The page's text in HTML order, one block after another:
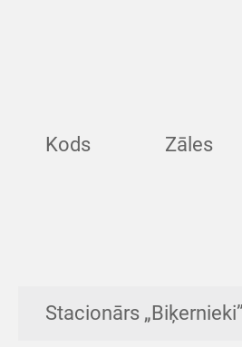
Kods Zāles
Stacionārs „Biķernieki”